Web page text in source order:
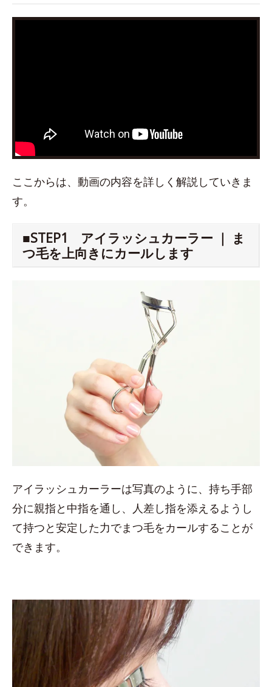
ここからは、動画の内容を詳しく解説していきま
す。
■STEP1 アイラッシュカーラー ｜ ま
つ毛を上向きにカールします
アイラッシュカーラーは写真のように、持ち手部
分に親指と中指を通し、人差し指を添えるようし
て持つと安定した力でまつ毛をカールすることが
できます。